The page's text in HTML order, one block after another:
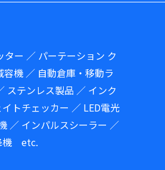
ー ／ パーテーション ク
機 ／ 自動倉庫・移動ラ
ステンレス製品 ／ インク
トチェッカー ／ LED電光
／ インパルスシーラー ／
機 etc.